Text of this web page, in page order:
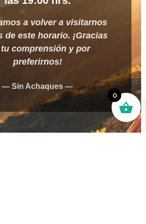
a volver a visitarnos
de este horario. ¡Gracias
comprensión y por
preferirnos!
— Sin Achaques —
0